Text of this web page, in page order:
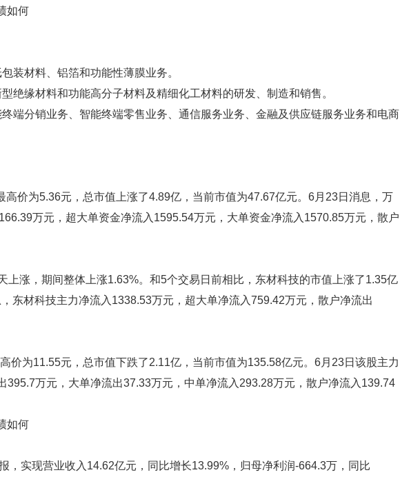
如何
装材料、铝箔和功能性薄膜业务。
绝缘材料和功能高分子材料及精细化工材料的研发、制造和销售。
端分销业务、智能终端零售业务、通信服务业务、金融及供应链服务业务和电商
高价为5.36元，总市值上涨了4.89亿，当前市值为47.67亿元。6月23日消息，万
万元，超大单资金净流入1595.54万元，大单资金净流入1570.85万元，散户
上涨，期间整体上涨1.63%。和5个交易日前相比，东材科技的市值上涨了1.35亿
东材科技主力净流入1338.53万元，超大单净流入759.42万元，散户净流出
价为11.55元，总市值下跌了2.11亿，当前市值为135.58亿元。6月23日该股主力
395.7万元，大单净流出37.33万元，中单净流入293.28万元，散户净流入139.74
如何
，实现营业收入14.62亿元，同比增长13.99%，归母净利润-664.3万，同比